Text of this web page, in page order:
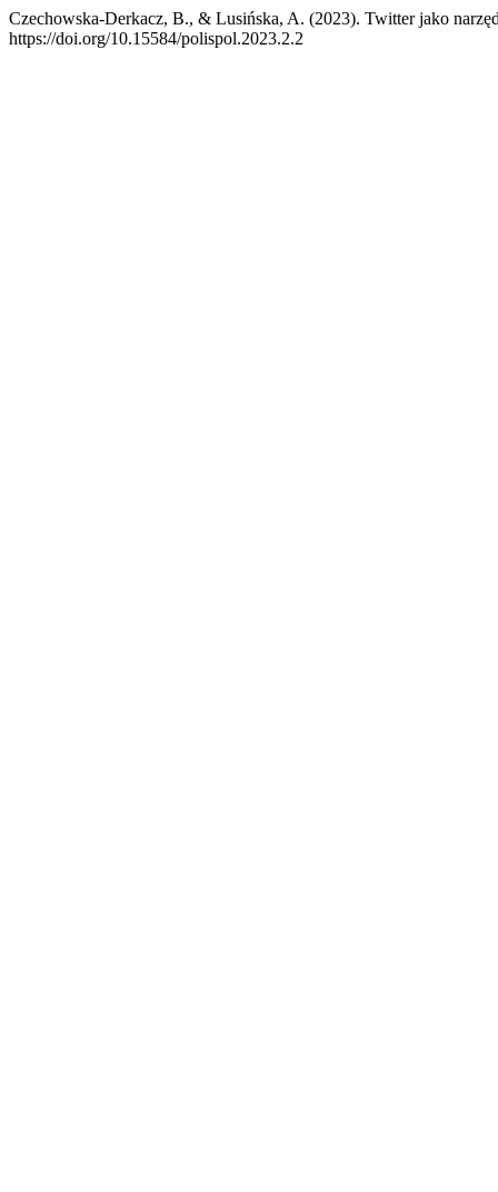
Czechowska-Derkacz, B., & Lusińska, A. (2023). Twitter jako
https://doi.org/10.15584/polispol.2023.2.2